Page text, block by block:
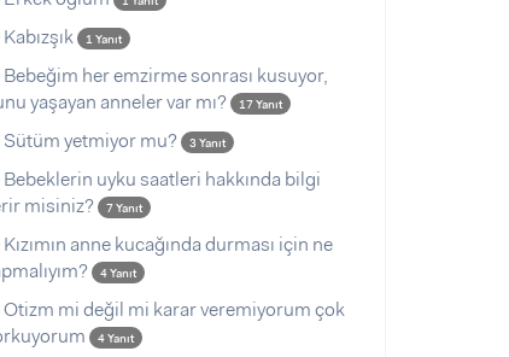
Kabızşık 1 Yanıt
Bebeğim her emzirme sonrası kusuyor,
yaşayan anneler var mı?
17 Yanıt
Sütüm yetmiyor mu? 3 Yanıt
Bebeklerin uyku saatleri hakkında bilgi
misiniz?
7 Yanıt
Kızımın anne kucağında durması için ne
4 Yanıt
Otizm mi değil mi karar veremiyorum çok
4 Yanıt